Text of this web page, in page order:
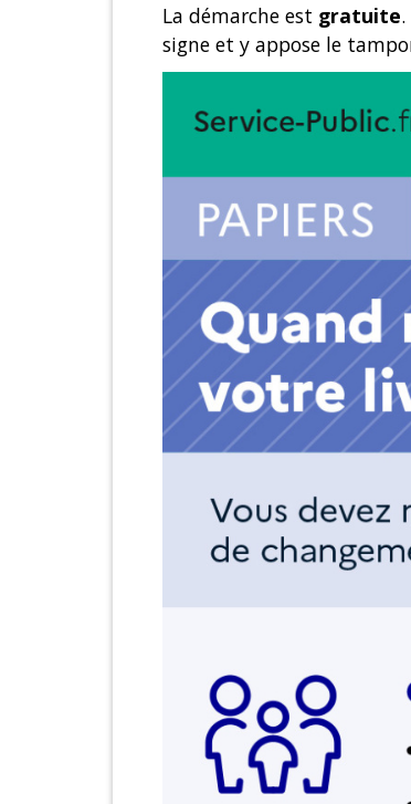
La démarche est gratuite
signe et y appose le